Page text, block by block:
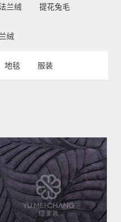
兰绒 提花兔毛
绒
地毯 服装